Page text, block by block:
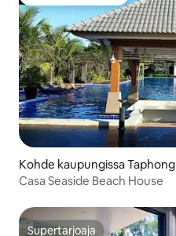
Kohde kaupungissa Taphong
Casa Seaside Beach House
Supertarjoaja